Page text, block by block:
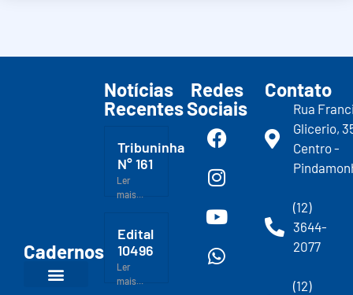
Cadernos
Notícias
Recentes
Tribuninha
N° 161
Ler
mais...
Edital
10496
Ler
mais...
Redes
Sociais
Contato
Rua
Glicerio,
Centro -
(12)
3644-
2077
(12)